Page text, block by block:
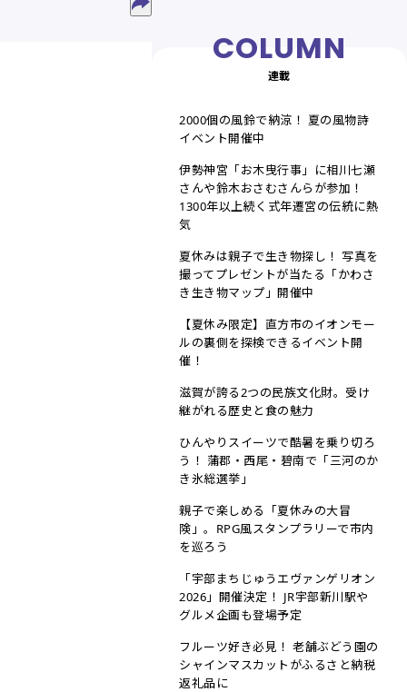
連載
2000個の風鈴で納涼！ 夏の風物詩
イベント開催中
伊勢神宮「お木曳行事」に相川七瀬
さんや鈴木おさむさんらが参加！
1300年以上続く式年遷宮の伝統に熱
気
夏休みは親子で生き物探し！ 写真を
撮ってプレゼントが当たる「かわさ
き生き物マップ」開催中
【夏休み限定】直方市のイオンモー
ルの裏側を探検できるイベント開
催！
滋賀が誇る2つの民族文化財。受け
継がれる歴史と食の魅力
ひんやりスイーツで酷暑を乗り切ろ
う！ 蒲郡・西尾・碧南で「三河のか
き氷総選挙」
親子で楽しめる「夏休みの大冒
険」。RPG風スタンプラリーで市内
を巡ろう
「宇部まちじゅうエヴァンゲリオン
2026」開催決定！ JR宇部新川駅や
グルメ企画も登場予定
フルーツ好き必見！ 老舗ぶどう園の
シャインマスカットがふるさと納税
返礼品に